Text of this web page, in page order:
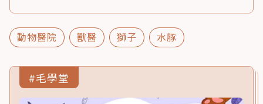
動物醫院 獸醫 獅子 水豚
#毛學堂